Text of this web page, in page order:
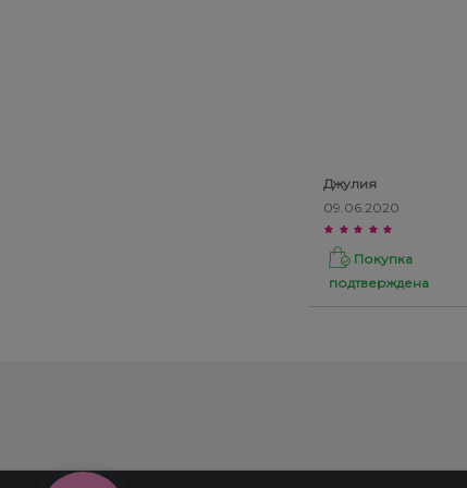
Джулия
09.06.2020
Покупка
подтверждена